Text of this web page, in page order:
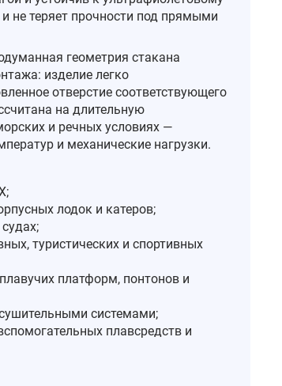
не теряет прочности под прямыми
геометрия стакана
изделие легко
отверстие соответствующего
на длительную
и речных условиях —
и механические нагрузки.
лодок и катеров;
туристических и спортивных
платформ, понтонов и
системами;
плавсредств и